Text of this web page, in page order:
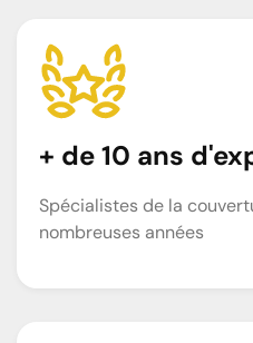
+ de 10 ans
Spécialistes de la
nombreuses années